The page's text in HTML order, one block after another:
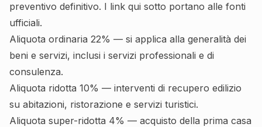
preventivo definitivo. I link qui sotto portano alle fonti
ufficiali.
Aliquota ordinaria 22% — si applica alla generalità dei
beni e servizi, inclusi i servizi professionali e di
consulenza.
Aliquota ridotta 10% — interventi di recupero edilizio
su abitazioni, ristorazione e servizi turistici.
Aliquota super-ridotta 4% — acquisto della prima casa